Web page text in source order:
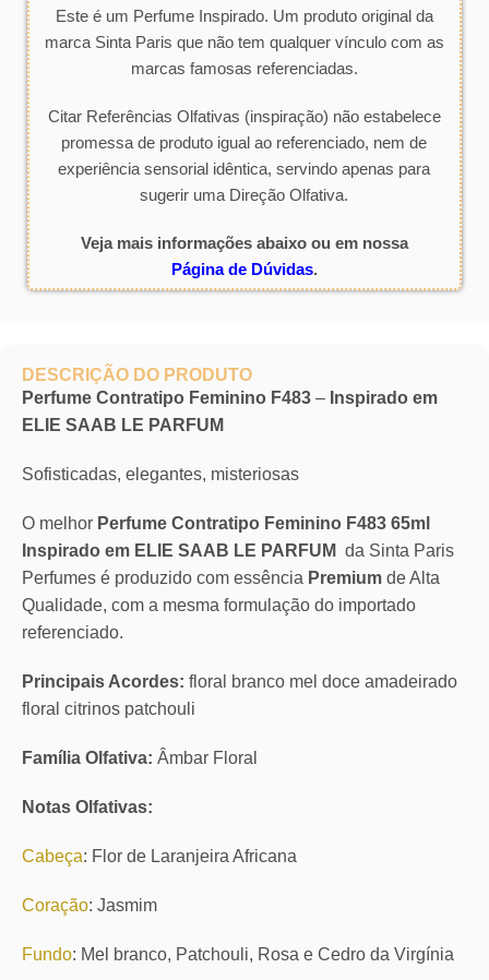
Este é um Perfume Inspirado. Um produto original da
marca Sinta Paris que não tem qualquer vínculo com as
marcas famosas referenciadas.
Citar Referências Olfativas (inspiração) não estabelece
promessa de produto igual ao referenciado, nem de
experiência sensorial idêntica, servindo apenas para
sugerir uma Direção Olfativa.
Veja mais informações abaixo ou em nossa
Página de Dúvidas.
DESCRIÇÃO DO PRODUTO
Perfume Contratipo Feminino F483 – Inspirado em
ELIE SAAB LE PARFUM
Sofisticadas, elegantes, misteriosas
O melhor Perfume Contratipo Feminino F483 65ml
Inspirado em ELIE SAAB LE PARFUM da Sinta Paris
Perfumes é produzido com essência Premium de Alta
Qualidade, com a mesma formulação do importado
referenciado.
Principais Acordes: floral branco mel doce amadeirado
floral citrinos patchouli
Família Olfativa: Âmbar Floral
Notas Olfativas:
Cabeça: Flor de Laranjeira Africana
Coração: Jasmim
Fundo: Mel branco, Patchouli, Rosa e Cedro da Virgínia